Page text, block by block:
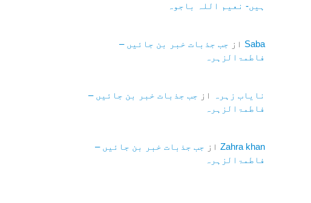
ہیں- نعیم اللہ باجوہ
Saba از جب جذبات خبر بن جائیں –
فاطمۃالزہرہ
نایاب زہرہ از جب جذبات خبر بن جائیں –
فاطمۃالزہرہ
Zahra khanاز جب جذبات خبر بن جائیں –
فاطمۃالزہرہ